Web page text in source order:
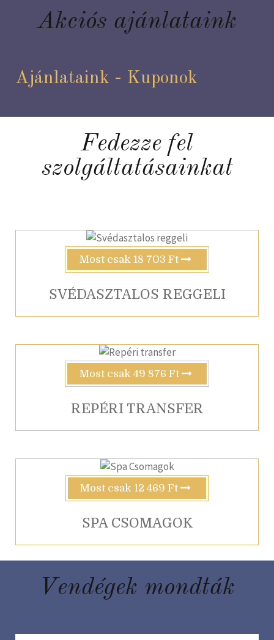
Akciós ajánlataink
Ajánlataink - Kuponok
Fedezze fel
szolgáltatásainkat
Most csak 18 703 Ft
SVÉDASZTALOS REGGELI
Most csak 49 876 Ft
REPÉRI TRANSFER
Most csak 12 469 Ft
SPA CSOMAGOK
Vendégek mondták